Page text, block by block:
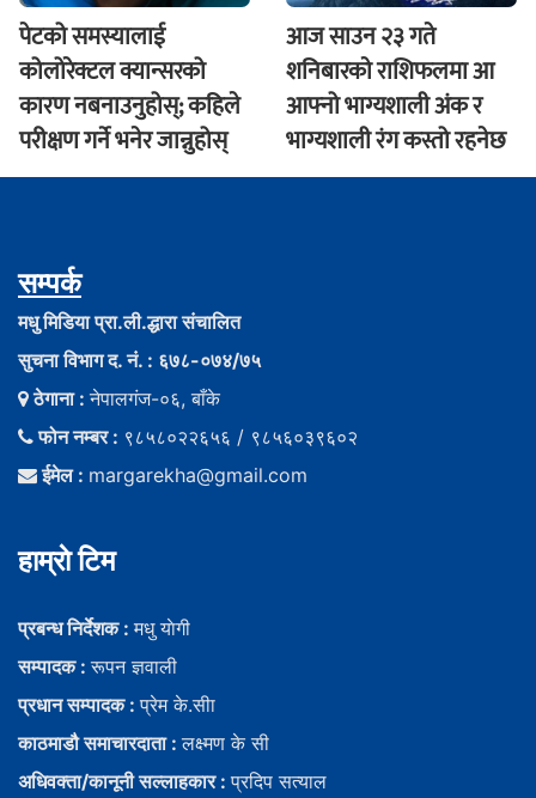
पेटको समस्यालाई
कोलोरेक्टल क्यान्सरको
कारण नबनाउनुहोस्; कहिले
परीक्षण गर्ने भनेर जान्नुहोस्
आज साउन २३ गते
शनिबारकाे राशिफलमा आ
आफ्नो भाग्यशाली अंक र
भाग्यशाली रंग कस्तो रहनेछ
सम्पर्क
मधु मिडिया प्रा.ली.द्धारा संचालित
सुचना विभाग द. नं. : ६७८-०७४/७५
ठेगाना :नेपालगंज-०६, बाँके
फोन नम्बर : ९८५८०२२६५६ / ९८५६०३९६०२
ईमेल : margarekha@gmail.com
हाम्राे टिम
प्रबन्ध निर्देशक :मधु याेगी
सम्पादक :रूपन ज्ञवाली
प्रधान सम्पादक :प्रेम के.सीा
काठमाडौ समाचारदाता :लक्ष्मण के सी
अधिवक्ता/कानूनी सल्लाहकार :प्रदिप सत्याल